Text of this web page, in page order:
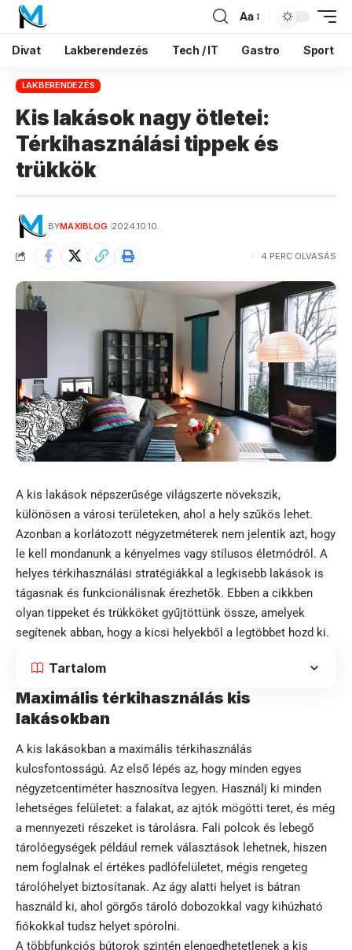
Aa
Divat Lakberendezés Tech / IT Gastro Sport
LAKBERENDEZÉS
Kis lakások nagy ötletei:
Térkihasználási tippek és
trükkök
BYMAXIBLOG 2024.10.10.
4 PERC OLVASÁS
A kis lakások népszerűsége világszerte növekszik,
különösen a városi területeken, ahol a hely szűkös lehet.
Azonban a korlátozott négyzetméterek nem jelentik azt, hogy
le kell mondanunk a kényelmes vagy stílusos életmódról. A
helyes térkihasználási stratégiákkal a legkisebb lakások is
tágasnak és funkcionálisnak érezhetők. Ebben a cikkben
olyan tippeket és trükköket gyűjtöttünk össze, amelyek
segítenek abban, hogy a kicsi helyekből a legtöbbet hozd ki.
Tartalom
Maximális térkihasználás kis
lakásokban
A kis lakásokban a maximális térkihasználás
kulcsfontosságú. Az első lépés az, hogy minden egyes
négyzetcentiméter hasznosítva legyen. Használj ki minden
lehetséges felületet: a falakat, az ajtók mögötti teret, és még
a mennyezeti részeket is tárolásra. Fali polcok és lebegő
tárolóegységek például remek választások lehetnek, hiszen
nem foglalnak el értékes padlófelületet, mégis rengeteg
tárolóhelyet biztosítanak. Az ágy alatti helyet is bátran
használd ki, ahol görgős tároló dobozokkal vagy kihúzható
fiókokkal tudsz helyet spórolni.
A többfunkciós bútorok szintén elengedhetetlenek a kis